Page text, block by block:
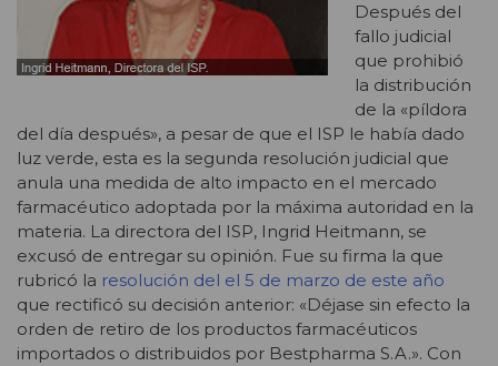
Después del
fallo judicial
que prohibió
la distribución
de la «píldora
del día después», a pesar de que el ISP le había dado
luz verde, esta es la segunda resolución judicial que
anula una medida de alto impacto en el mercado
farmacéutico adoptada por la máxima autoridad en la
materia. La directora del ISP, Ingrid Heitmann, se
excusó de entregar su opinión. Fue su firma la que
rubricó la resolución del el 5 de marzo de este año
que rectificó su decisión anterior: «Déjase sin efecto la
orden de retiro de los productos farmacéuticos
importados o distribuidos por Bestpharma S.A.». Con